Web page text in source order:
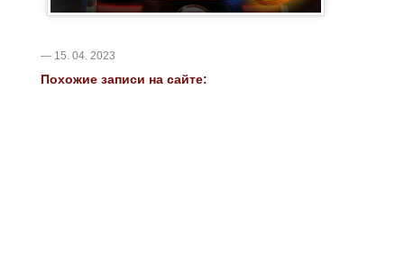
— 15. 04. 2023
Похожие записи на сайте: